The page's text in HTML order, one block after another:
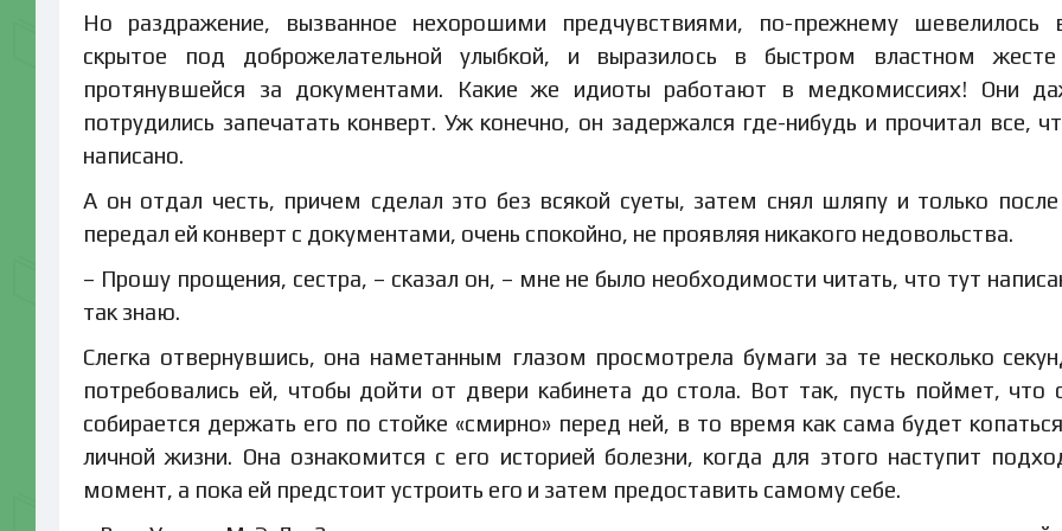
Но раздражение, вызванное нехорошими предчувствиями, по-прежнему шевелилось
скрытое под доброжелательной улыбкой, и выразилось в быстром властном жесте
протянувшейся за документами. Какие же идиоты работают в медкомиссиях! Они
потрудились запечатать конверт. Уж конечно, он задержался где-нибудь и прочитал все,
написано.
А он отдал честь, причем сделал это без всякой суеты, затем снял шляпу и только после
передал ей конверт с документами, очень спокойно, не проявляя никакого недовольства.
– Прошу прощения, сестра, – сказал он, – мне не было необходимости читать, что тут
так знаю.
Слегка отвернувшись, она наметанным глазом просмотрела бумаги за те несколько
потребовались ей, чтобы дойти от двери кабинета до стола. Вот так, пусть поймет, что
собирается держать его по стойке «смирно» перед ней, в то время как сама будет
личной жизни. Она ознакомится с его историей болезни, когда для этого наступит
момент, а пока ей предстоит устроить его и затем предоставить самому себе.